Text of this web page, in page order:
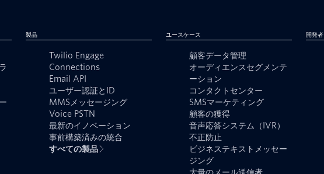
製品
Twilio Engage
Connections
Email API
ユーザー認証とID
MMSメッセージング
Voice PSTN
最新のイノベーション
事前構築済みの統合
すべての製品
ユースケース
顧客データ管理
オーディエンスセグメンテ
ーション
コンタクトセンター
SMSマーケティング
顧客の獲得
音声応答システム（IVR）
不正防止
ビジネステキストメッセー
ジング
開発者